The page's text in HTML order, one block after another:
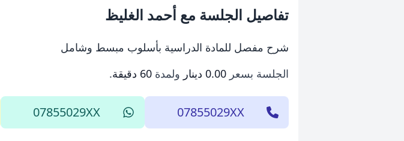
تفاصيل الجلسة مع أحمد الغليظ
شرح مفصل للمادة الدراسية بأسلوب مبسط وشامل
الجلسة بسعر 0.00 دينار ولمدة 60 دقيقة .
07855029XX
07855029XX